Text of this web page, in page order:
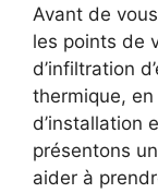
Avant de
les points de
d’infiltration
thermique,
d’installation
présentons
aider à